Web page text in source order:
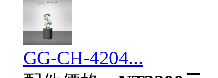
GG-CH-4204...